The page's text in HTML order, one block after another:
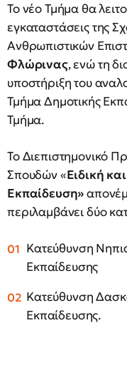
Το νέο Τμήμα θα
εγκαταστάσεις της
Ανθρωπιστικών
Φλώρινας, ενώ τη
υποστήριξη του
Τμήμα Δημοτικής
Τμήμα.
Το Διεπιστημονικό
Σπουδών «Ειδική
Εκπαίδευση»
περιλαμβάνει δύο
Κατεύθυνση
Εκπαίδευσης
Κατεύθυνση
Εκπαίδευσης.